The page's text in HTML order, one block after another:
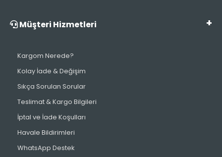
Müşteri Hizmetleri
Kargom Nerede?
Kolay İade & Değişim
Sıkça Sorulan Sorular
Teslimat & Kargo Bilgileri
İptal ve İade Koşulları
Havale Bildirimleri
WhatsApp Destek